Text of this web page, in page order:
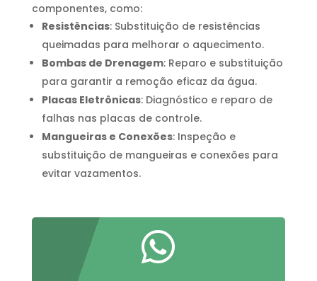
componentes, como:
Resistências: Substituição de resistências
queimadas para melhorar o aquecimento.
Bombas de Drenagem: Reparo e substituição
para garantir a remoção eficaz da água.
Placas Eletrônicas: Diagnóstico e reparo de
falhas nas placas de controle.
Mangueiras e Conexões: Inspeção e
substituição de mangueiras e conexões para
evitar vazamentos.
